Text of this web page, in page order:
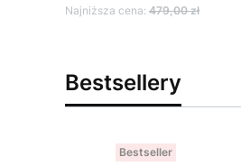
Najniższa cena: 479,00 zł
Bestsellery
Bestseller